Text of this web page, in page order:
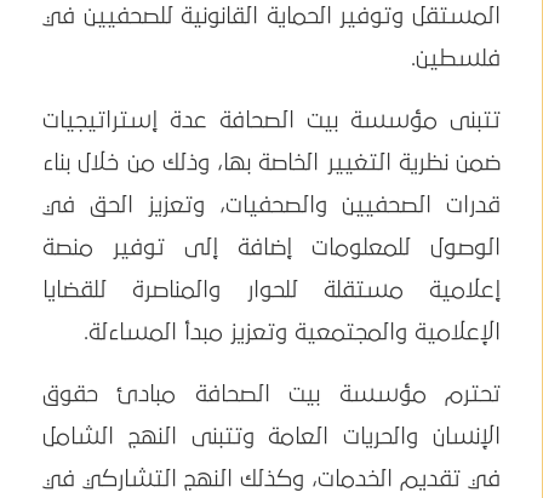
المستقل وتوفير الحماية القانونية للصحفيين في
فلسطين.
تتبنى مؤسسة بيت الصحافة عدة إستراتيجيات
ضمن نظرية التغيير الخاصة بها، وذلك من خلال بناء
قدرات الصحفيين والصحفيات، وتعزيز الحق في
الوصول للمعلومات إضافة إلى توفير منصة
إعلامية مستقلة للحوار والمناصرة للقضايا
الإعلامية والمجتمعية وتعزيز مبدأ المساءلة.
تحترم مؤسسة بيت الصحافة مبادئ حقوق
الإنسان والحريات العامة وتتبنى النهج الشامل
في تقديم الخدمات، وكذلك النهج التشاركي في